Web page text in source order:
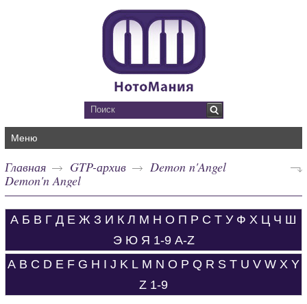
Меню
Главная GTP-архив
Demon n'Angel
Demon'n Angel
А Б В Г Д Е Ж З И К Л М Н О П Р С Т У Ф Х Ц Ч Ш
Э Ю Я 1-9 A-Z
A B C D E F G H I J K L M N O P Q R S T U V W X Y
Z 1-9